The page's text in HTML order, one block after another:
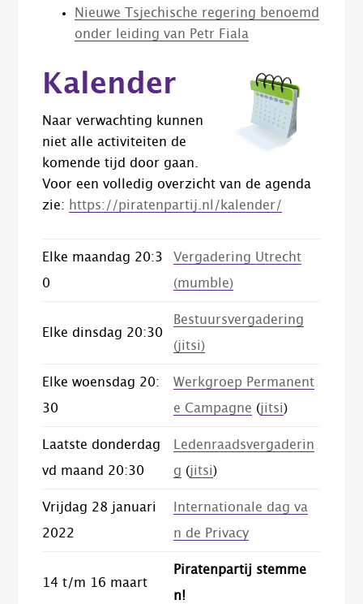
Nieuwe Tsjechische regering benoemd
onder leiding van Petr Fiala
Kalender
Naar verwachting kunnen
niet alle activiteiten de
komende tijd door gaan.
Voor een volledig overzicht van de agenda
zie: https://piratenpartij.nl/kalender/
Elke maandag 20:3
0
Vergadering Utrecht
(mumble)
Elke dinsdag 20:30
Bestuursvergadering
(jitsi)
Elke woensdag 20:
30
Werkgroep Permanent
e Campagne (jitsi)
Laatste donderdag
vd maand 20:30
Ledenraadsvergaderin
g (jitsi)
Vrijdag 28 januari
2022
Internationale dag va
n de Privacy
14 t/m 16 maart
Piratenpartij stemme
n!